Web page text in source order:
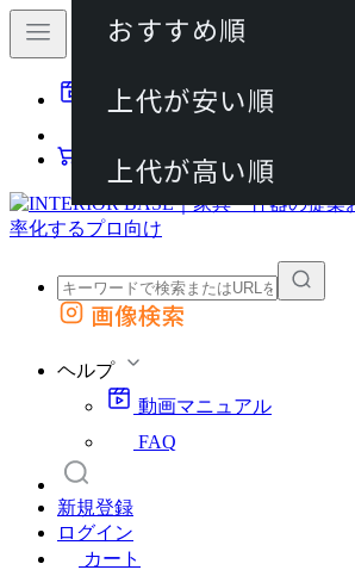
動画マニュアル
カート
外部サイトの商品をカートに追加
画像検索
ヘルプ
動画マニュアル
FAQ
新規登録
ログイン
カート
おすすめ順
上代が安い順
上代が高い順